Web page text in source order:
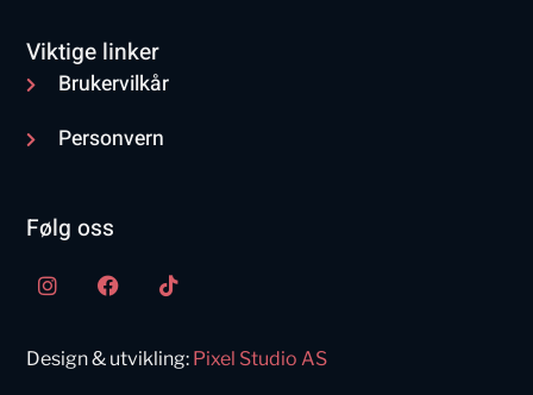
Viktige linker
Brukervilkår
Personvern
Følg oss
Design & utvikling: Pixel Studio AS